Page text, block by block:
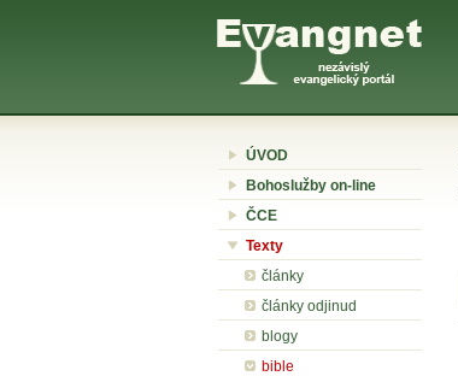
ÚVOD
Bohoslužby on-line
ČCE
Texty
články
články odjinud
blogy
bible